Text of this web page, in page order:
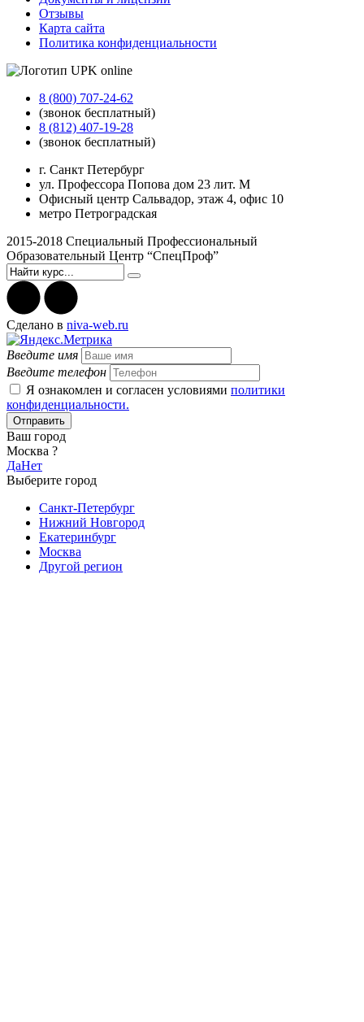
Отзывы
Карта сайта
Политика конфиденциальности
8 (800) 707-24-62
(звонок бесплатный)
8 (812) 407-19-28
(звонок бесплатный)
г. Санкт Петербург
ул. Профессора Попова дом 23 лит. М
Офисный центр Сальвадор, этаж 4, офис 10
метро Петроградская
2015-2018 Специальный Профессиональный
Образовательный Центр “СпецПроф”
Cделано в niva-web.ru
Введите имя
Введите телефон
Я ознакомлен и согласен условиями политики
конфиденциальности.
Отправить
Ваш город
Москва ?
ДаНет
Выберите город
Санкт-Петербург
Нижний Новгород
Екатеринбург
Москва
Другой регион